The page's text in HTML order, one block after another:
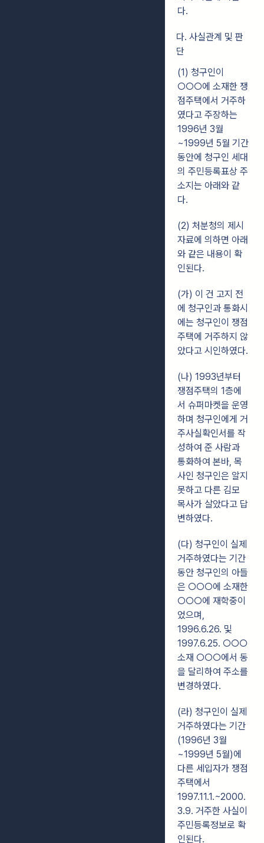
다.
다. 사실관계 및 판
단
(1) 청구인이
○○○에 소재한 쟁
점주택에서 거주하
였다고 주장하는
1996년 3월
~1999년 5월 기간
동안에 청구인 세대
의 주민등록표상 주
소지는 아래와 같
다.
(2) 처분청의 제시
자료에 의하면 아래
와 같은 내용이 확
인된다.
(가) 이 건 고지 전
에 청구인과 통화시
에는 청구인이 쟁점
주택에 거주하지 않
았다고 시인하였다.
(나) 1993년부터
쟁점주택의 1층에
서 슈퍼마켓을 운영
하며 청구인에게 거
주사실확인서를 작
성하여 준 사람과
통화하여 본바, 목
사인 청구인은 알지
못하고 다른 김모
목사가 살았다고 답
변하였다.
(다) 청구인이 실제
거주하였다는 기간
동안 청구인의 아들
은 ○○○에 소재한
○○○에 재학중이
었으며,
1996.6.26. 및
1997.6.25. ○○○
소재 ○○○에서 동
을 달리하여 주소를
변경하였다.
(라) 청구인이 실제
거주하였다는 기간
(1996년 3월
~1999년 5월)에
다른 세입자가 쟁점
주택에서
1997.11.1.~2000.
3.9. 거주한 사실이
주민등록정보로 확
인된다.